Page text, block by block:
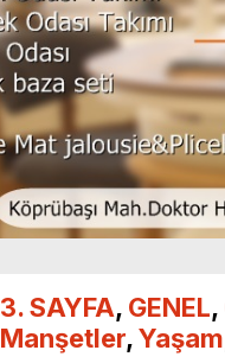
3. SAYFA, GENEL,
Manşetler,Yaşam